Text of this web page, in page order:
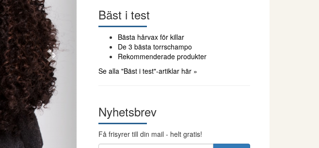
Bäst i test
Bästa hårvax för killar
De 3 bästa torrschampo
Rekommenderade produkter
Se alla "Bäst i test"-artiklar här »
Nyhetsbrev
Få frisyrer till din mail - helt gratis!